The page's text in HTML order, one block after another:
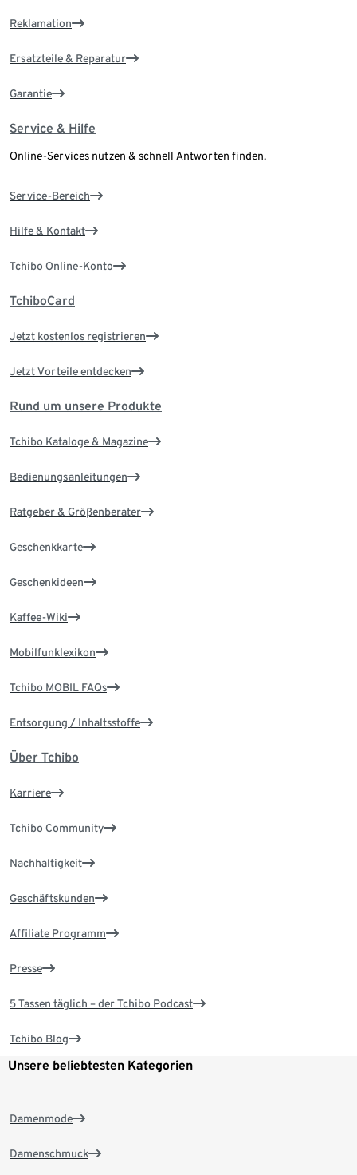
Reklamation
Ersatzteile & Reparatur
Garantie
Service & Hilfe
Online-Services nutzen & schnell Antworten finden.
Service-Bereich
Hilfe & Kontakt
Tchibo Online-Konto
TchiboCard
Jetzt kostenlos registrieren
Jetzt Vorteile entdecken
Rund um unsere Produkte
Tchibo Kataloge & Magazine
Bedienungsanleitungen
Ratgeber & Größenberater
Geschenkkarte
Geschenkideen
Kaffee-Wiki
Mobilfunklexikon
Tchibo MOBIL FAQs
Entsorgung / Inhaltsstoffe
Über Tchibo
Karriere
Tchibo Community
Nachhaltigkeit
Geschäftskunden
Affiliate Programm
Presse
5 Tassen täglich – der Tchibo Podcast
Tchibo Blog
Unsere beliebtesten Kategorien
Damenmode
Damenschmuck